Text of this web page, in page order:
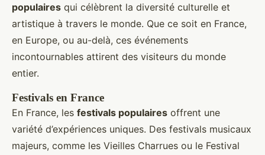
populaires qui célèbrent la diversité culturelle et
artistique à travers le monde. Que ce soit en France,
en Europe, ou au-delà, ces événements
incontournables attirent des visiteurs du monde
entier.
Festivals en France
En France, les festivals populaires offrent une
variété d’expériences uniques. Des festivals musicaux
majeurs, comme les Vieilles Charrues ou le Festival